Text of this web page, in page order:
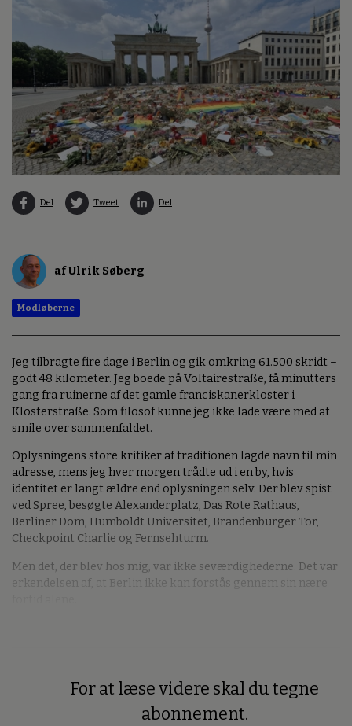
Del Tweet Del
af Ulrik Søberg
Modløberne
Jeg tilbragte fire dage i Berlin og gik omkring 61.500 skridt –
godt 48 kilometer. Jeg boede på Voltairestraße, få minutters
gang fra ruinerne af det gamle franciskanerkloster i
Klosterstraße. Som filosof kunne jeg ikke lade være med at
smile over sammenfaldet.
Oplysningens store kritiker af traditionen lagde navn til min
adresse, mens jeg hver morgen trådte ud i en by, hvis
identitet er langt ældre end oplysningen selv. Der blev spist
ved Spree, besøgte Alexanderplatz, Das Rote Rathaus,
Berliner Dom, Humboldt Universitet, Brandenburger Tor,
Checkpoint Charlie og Fernsehturm.
Men det, der blev hos mig, var ikke seværdighederne. Det var
erkendelsen af, at Berlin ikke kan forstås gennem sin nære
For at læse videre skal du tegne
abonnement.